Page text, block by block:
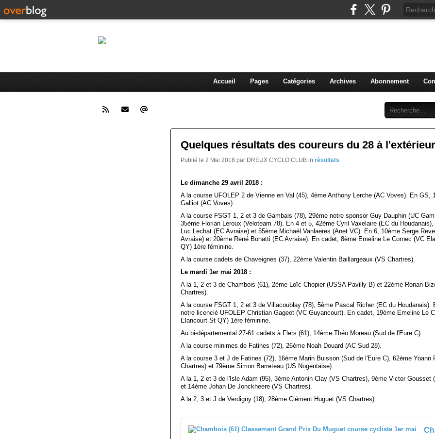
Accueil Pages Catégories Archives Abonnement
Quelques résultats des coureurs du 28 à l'extérieur
Publié le 2 Mai 2018 par DREUX CYCLO CLUB in résultats
Le dimanche 29 avril 2018 :
A la course UFOLEP 2 de Vienne en Val (45), 4ème Anthony Lerche (AC Voves). En GS,
Galliot (AC Voves).
A la course FSGT 1, 2 et 3 de Gambais (78), 29ème notre sponsor Guy Dauphin (UC
35ème Florian Leroux (Veloteam 78). En 4 et 5, 42ème Cyril Vaxelaire (EC du
Luc Lechat (EC Avraise) et 55ème Michaël Vanlaeres (Anet VC). En 6, 10ème Serge
Avraise) et 20ème René Bonatti (EC Avraise). En cadet, 8ème Emeline Le Cornec (VC
QY) 1ère féminine.
A la course cadets de Chaveignes (37), 22ème Valentin Baillargeaux (VS Chartres).
Le mardi 1er mai 2018 :
A la 1, 2 et 3 de Chambois (61), 2ème Loïc Chopier (USSA Pavilly B) et 22ème Ronan
Chartres).
A la course FSGT 1, 2 et 3 de Villacoublay (78), 5ème Pascal Richer (EC du Houdanais).
notre licencié UFOLEP Christian Gageot (VC Guyancourt). En cadet, 19ème Emeline Le
Elancourt St QY) 1ère féminine.
Au bi-départemental 27-61 cadets à Flers (61), 14ème Théo Moreau (Sud de l'Eure C).
A la course minimes de Fatines (72), 26ème Noah Douard (AC Sud 28).
A la course 3 et J de Fatines (72), 16ème Marin Buisson (Sud de l'Eure C), 62ème Yoann
Chartres) et 79ème Simon Barreteau (US Nogentaise).
A la 1, 2 et 3 de l'Isle Adam (95), 3ème Antonin Clay (VS Chartres), 9ème Victor Gousset
et 14ème Johan De Jonckheere (VS Chartres).
A la 2, 3 et J de Verdigny (18), 28ème Clément Huguet (VS Chartres).